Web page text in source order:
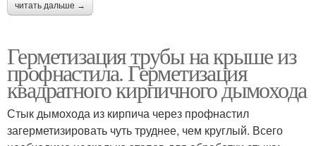
читать дальше →
Герметизация трубы на крыше из
профнастила. Герметизация
квадратного кирпичного дымохода
Стык дымохода из кирпича через профнастил
загерметизировать чуть труднее, чем круглый. Всего